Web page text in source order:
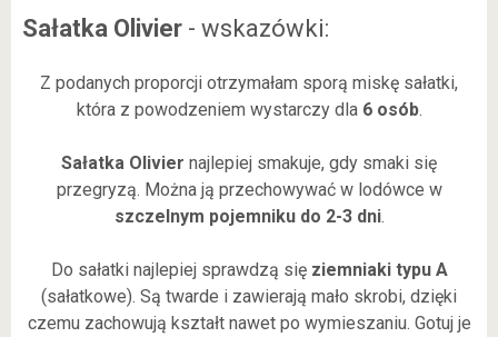
Sałatka Olivier - wskazówki:
Z podanych proporcji otrzymałam sporą miskę sałatki,
która z powodzeniem wystarczy dla 6 osób.
Sałatka Olivier najlepiej smakuje, gdy smaki się
przegryzą. Można ją przechowywać w lodówce w
szczelnym pojemniku do 2-3 dni.
Do sałatki najlepiej sprawdzą się ziemniaki typu A
(sałatkowe). Są twarde i zawierają mało skrobi, dzięki
czemu zachowują kształt nawet po wymieszaniu. Gotuj je